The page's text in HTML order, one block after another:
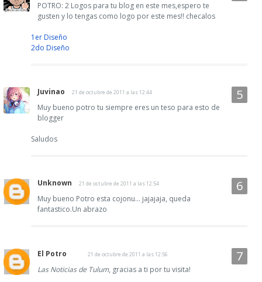
POTRO: 2 Logos para tu blog en este mes,espero te
gusten y lo tengas como logo por este mes!! checalos
1er Diseño
2do Diseño
Juvinao 21 de octubre de 2011 a las 12:44
Muy bueno potro tu siempre eres un teso para esto de
blogger
Saludos
Unknown 21 de octubre de 2011 a las 12:54
Muy bueno Potro esta cojonu... jajajaja, queda
fantastico.Un abrazo
El Potro 21 de octubre de 2011 a las 12:56
Las Noticias de Tulum, gracias a ti por tu visita!